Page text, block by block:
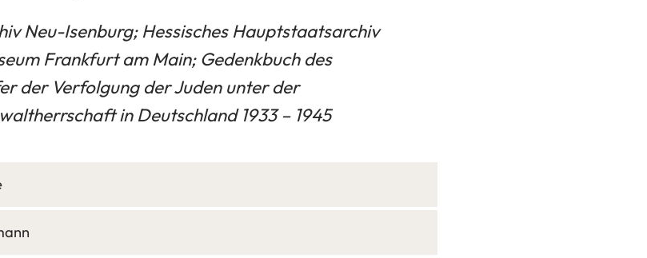
Neu-Isenburg; Hessisches Hauptstaatsarchiv
Frankfurt am Main; Gedenkbuch des
der Verfolgung der Juden unter der
in Deutschland 1933 – 1945